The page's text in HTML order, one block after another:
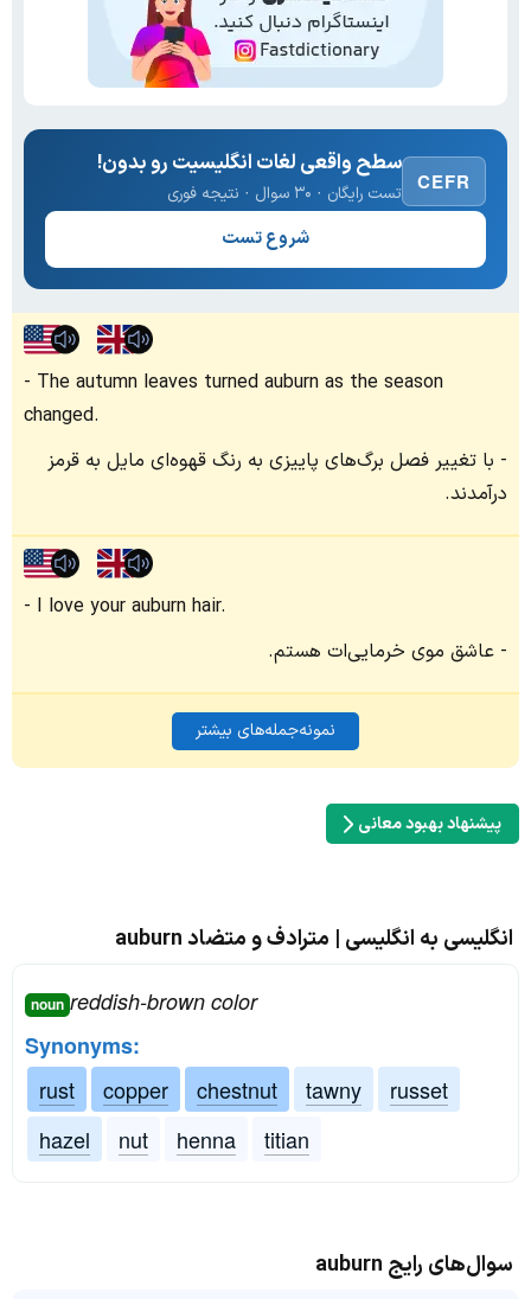
CEFR
سطح واقعی لغات انگلیسیت رو بدون!
تست رایگان · ۳۰ سوال · نتیجه فوری
شروع تست
The autumn leaves turned auburn as the season
changed.
با تغییر فصل برگ‌های پاییزی به رنگ قهوه‌ای مایل به قرمز
درآمدند.
I love your auburn hair.
عاشق موی خرمایی‌ات هستم.
نمونه‌جمله‌های بیشتر
پیشنهاد بهبود معانی
انگلیسی به انگلیسی | مترادف و متضاد auburn
noun reddish-brown color
Synonyms:
rust
copper chestnut tawny
russet
hazel
nut henna titian
سوال‌های رایج auburn